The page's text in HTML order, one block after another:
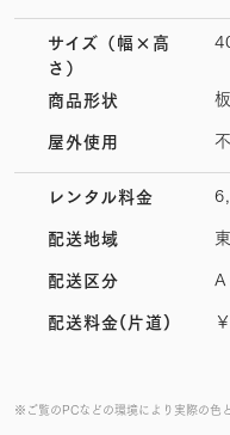
※ご覧のPCなどの環境により実際の色
サイズ （幅×高
さ）
商品形状
屋外使用
レンタル料金
配送地域
配送区分 A
配送料金(片道)